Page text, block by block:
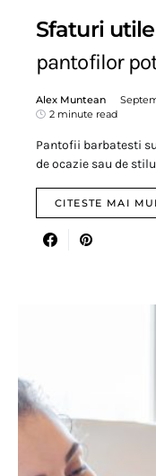
Sfaturi
pantofilor
Alex Muntean
2 minute read
Pantofii barbatesti
de ocazie sau de
CITESTE MAI